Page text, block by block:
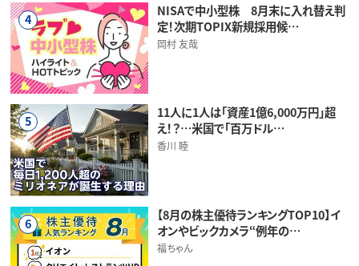
4
NISAで中小型株 8月末に入れ替え判
定！次期TOPIX新規採用候…
岡村 友哉
5
11人に1人は「資産1億6,000万円」超
え！？…米国で「百万ドル…
香川 睦
6
【8月の株主優待ランキングTOP10】イ
オンやビックカメラ“例年の…
福ちゃん